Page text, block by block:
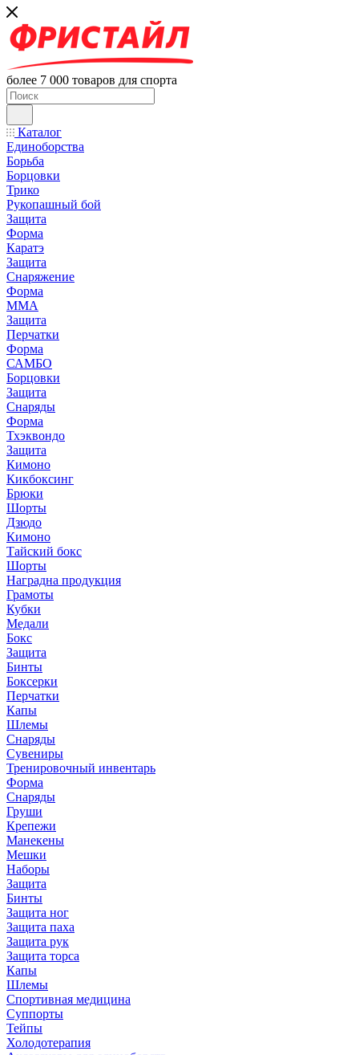
более 7 000 товаров для спорта
Каталог
Единоборства
Борьба
Борцовки
Трико
Рукопашный бой
Защита
Форма
Каратэ
Защита
Снаряжение
Форма
ММА
Защита
Перчатки
Форма
САМБО
Борцовки
Защита
Снаряды
Форма
Тхэквондо
Защита
Кимоно
Кикбоксинг
Брюки
Шорты
Дзюдо
Кимоно
Тайский бокс
Шорты
Наградна продукция
Грамоты
Кубки
Медали
Бокс
Защита
Бинты
Боксерки
Перчатки
Капы
Шлемы
Снаряды
Сувениры
Тренировочный инвентарь
Форма
Снаряды
Груши
Крепежи
Манекены
Мешки
Наборы
Защита
Бинты
Защита ног
Защита паха
Защита рук
Защита торса
Капы
Шлемы
Спортивная медицина
Суппорты
Тейпы
Холодотерапия